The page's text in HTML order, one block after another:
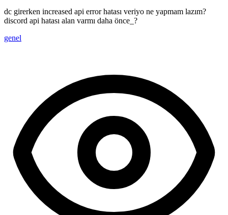
dc girerken increased api error hatası veriyo ne yapmam lazım?
discord api hatası alan varmı daha önce_?
genel